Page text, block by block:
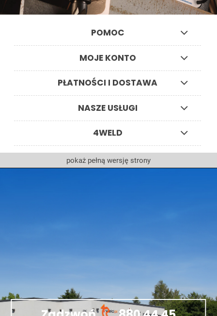
POMOC
MOJE KONTO
PŁATNOŚCI I DOSTAWA
NASZE USŁUGI
4WELD
pokaż pełną wersję strony